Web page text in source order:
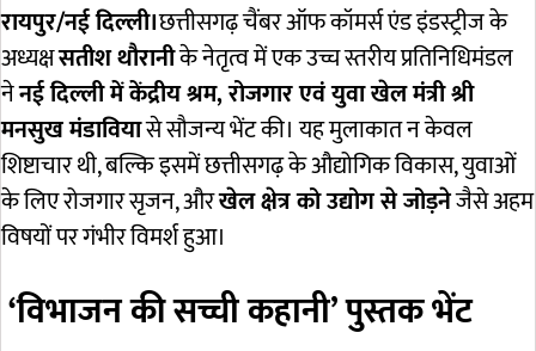
रायपुर/नई दिल्ली।छत्तीसगढ़ चैंबर ऑफ कॉमर्स एंड इंडस्ट्रीज के
अध्यक्षसतीश थौरानीके नेतृत्व में एक उच्च स्तरीय प्रतिनिधिमंडल
नेनई दिल्ली में केंद्रीय श्रम, रोजगार एवं युवा खेल मंत्री श्री
मनसुख मंडावियासे सौजन्य भेंट की। यह मुलाकात न केवल
शिष्टाचार थी, बल्कि इसमें छत्तीसगढ़ के औद्योगिक विकास, युवाओं
के लिए रोजगार सृजन, औरखेल क्षेत्र को उद्योग से जोड़नेजैसे अहम
विषयों पर गंभीर विमर्श हुआ।
‘विभाजन की सच्ची कहानी’ पुस्तक भेंट